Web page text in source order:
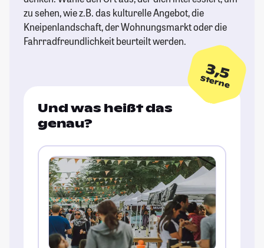
zu sehen, wie z.B. das kulturelle Angebot, die
Kneipenlandschaft, der Wohnungsmarkt oder die
Fahrradfreundlichkeit beurteilt werden.
3,5
Sterne
Und was heißt das
genau?